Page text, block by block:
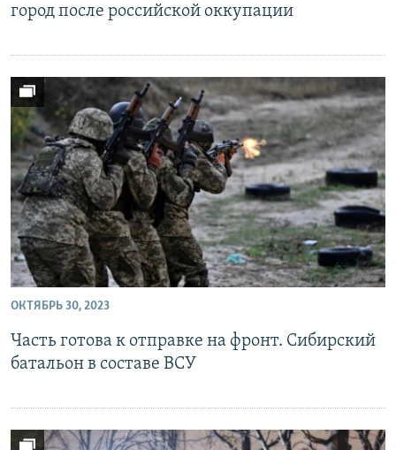
город после российской оккупации
ОКТЯБРЬ 30, 2023
Часть готова к отправке на фронт. Сибирский
батальон в составе ВСУ